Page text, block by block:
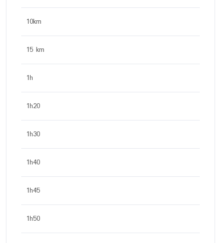
10km
15 km
1h
1h20
1h30
1h40
1h45
1h50